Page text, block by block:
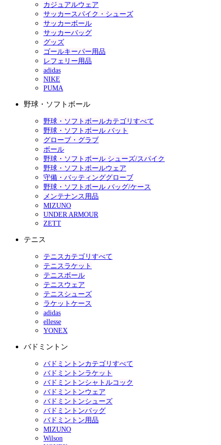
カジュアルウェア
サッカースパイク・シューズ
サッカーボール
サッカーバッグ
グッズ
ゴールキーパー用品
レフェリー用品
adidas
NIKE
PUMA
野球・ソフトボール
野球・ソフトボールカテゴリすべて
野球・ソフトボール バット
グローブ・グラブ
ボール
野球・ソフトボール シューズ/スパイク
野球・ソフトボールウェア
守備・バッティンググローブ
野球・ソフトボール バッグ/ケース
メンテナンス用品
MIZUNO
UNDER ARMOUR
ZETT
テニス
テニスカテゴリすべて
テニスラケット
テニスボール
テニスウェア
テニスシューズ
ラケットケース
adidas
ellesse
YONEX
バドミントン
バドミントンカテゴリすべて
バドミントンラケット
バドミントンシャトルコック
バドミントンウェア
バドミントンシューズ
バドミントンバッグ
バドミントン用品
MIZUNO
Wilson